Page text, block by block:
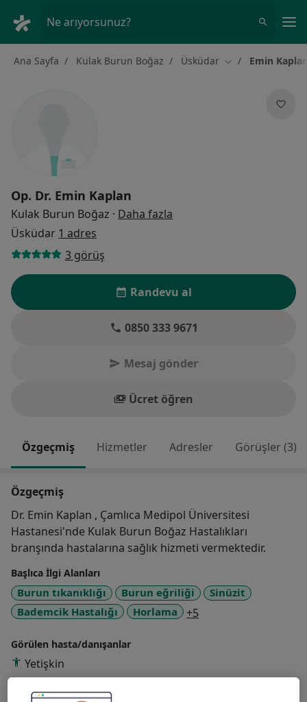
Ne arıyorsunuz?
Ana Sayfa Kulak Burun Boğaz Üsküdar Şehir değiştir
Emin
Op. Dr. Emin Kaplan
Kulak Burun Boğaz · Daha fazla
Üsküdar 1 adres
3 görüş
Randevu al
0850 333 9671
Mesaj gönder
Ücret öğren
Özgeçmiş Hizmetler Adresler Görüşler (3)
Özgeçmiş
Dr. Emin Kaplan , Çamlıca Medipol Üniversitesi
Hastanesi'nde Kulak Burun Boğaz Hastalıkları
branşında hastalarına sağlık hizmeti vermektedir.
Başlıca İlgi Alanları
Burun tıkanıklığı Burun eğriliği
Sinüzit
Bademcik Hastalığı
Horlama +5
Görülen hasta/danışanlar
Yetişkin